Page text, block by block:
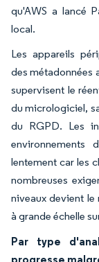
qu'AWS a lancé
local.
Les appareils
des métadonnées
supervisent le
du micrologiciel,
du RGPD. Les
environnements
lentement car les
nombreuses
niveaux devient le
à grande échelle
Par type
progresse